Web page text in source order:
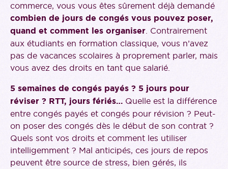
commerce, vous vous êtes sûrement déjà demandé
combien de jours de congés vous pouvez poser,
quand et comment les organiser. Contrairement
aux étudiants en formation classique, vous n’avez
pas de vacances scolaires à proprement parler, mais
vous avez des droits en tant que salarié.
5 semaines de congés payés ? 5 jours pour
réviser ? RTT, jours fériés… Quelle est la différence
entre congés payés et congés pour révision ? Peut-
on poser des congés dès le début de son contrat ?
Quels sont vos droits et comment les utiliser
intelligemment ? Mal anticipés, ces jours de repos
peuvent être source de stress, bien gérés, ils